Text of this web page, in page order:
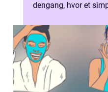
dengang, hvor et